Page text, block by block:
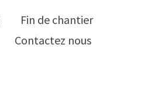
Fin de chantier
Contactez nous